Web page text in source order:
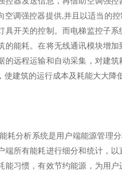
空调强控器提供,并且以适当的
具开关的控制。而电梯监控子
的能耗。在将无线通讯模块增
的远程运输和自动采集，对建
建筑的运行成本及耗能大大降
分析系统是用户端能源管理
端所有能耗进行细分和统计，
能习惯，有效节约能源，为用